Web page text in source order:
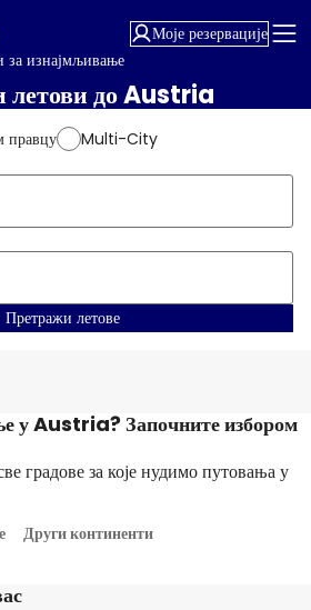
за изнајмљивање
Моје резервације
летови до Austria
правцу
Multi-City
Претражи летове
у Austria? Започните избором
градове за које нудимо путовања у
Други континенти